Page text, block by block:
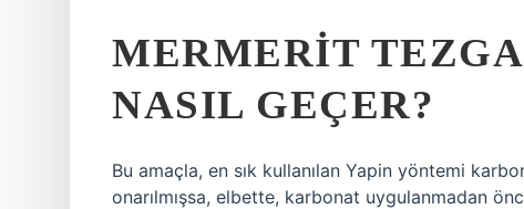
MERMERIT
NASIL GEÇER?
Bu amaçla, en sık kullanılan Yapin yöntemi
onarılmışsa, elbette, karbonat uygulanmadan